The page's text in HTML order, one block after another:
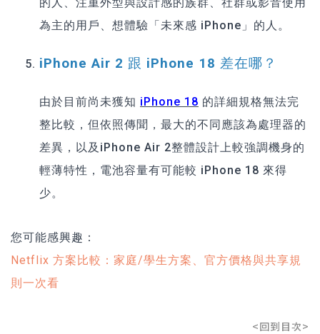
為主的用戶、想體驗「未來感 iPhone」的人。
iPhone Air 2 跟 iPhone 18 差在哪？
由於目前尚未獲知 iPhone 18 的詳細規格無法完
整比較，但依照傳聞，最大的不同應該為處理器的
差異，以及iPhone Air 2整體設計上較強調機身的
輕薄特性，電池容量有可能較 iPhone 18 來得
少。
您可能感興趣：
Netflix 方案比較：家庭/學生方案、官方價格與共享規
則一次看
<回到目次>